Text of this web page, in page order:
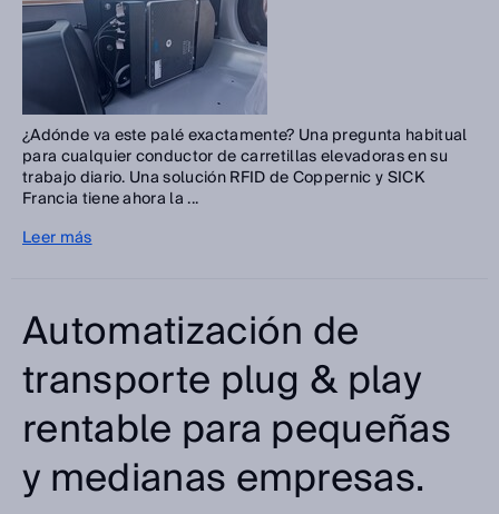
¿Adónde va este palé exactamente? Una pregunta habitual
para cualquier conductor de carretillas elevadoras en su
trabajo diario. Una solución RFID de Coppernic y SICK
Francia tiene ahora la ...
Leer más
Automatización de
transporte plug & play
rentable para pequeñas
y medianas empresas.